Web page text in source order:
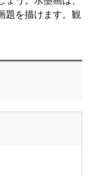
題を描けます。観